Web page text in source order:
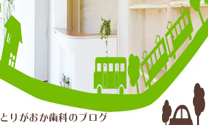
とりがおか歯科のブログ